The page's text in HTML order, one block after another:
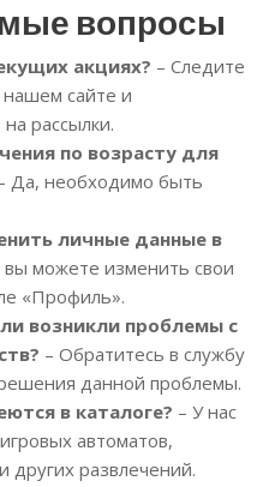
вопросы
акциях? – Следите
нашем сайте и
рассылки.
по возрасту для
Да, необходимо быть
личные данные в
вы можете изменить свои
«Профиль».
возникли проблемы с
– Обратитесь в службу
данной проблемы.
в каталоге? – У нас
автоматов,
других развлечений.